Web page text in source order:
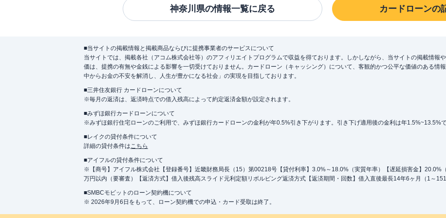
神奈川県の情報一覧に戻る カードローンの
■当サイトの掲載情報と掲載商品ならびに提携事業者のサービスについて
当サイトでは、掲載各社（アコム株式会社等）のアフィリエイトプログラムで収益を得ております。しかしながら、当サイトの掲載情報
価は、提携の有無や金銭による影響を一切受けておりません。カードローン（キャッシング）について、客観的かつ公平な価値のある情
中からお金の不安を解消し、人生が豊かになる社会」の実現を目指しております。
■三井住友銀行 カードローンについて
※毎月の返済は、返済時点での借入残高によって約定返済金額が設定されます。
■みずほ銀行カードローンについて
※みずほ銀行住宅ローンのご利用で、みずほ銀行カードローンの金利が年0.5%引き下がります。引き下げ適用後の金利は年1.5%~13.5%で
■レイクの貸付条件について
詳細の貸付条件はこちら
■アイフルの貸付条件について
※【商号】アイフル株式会社【登録番号】近畿財務局長（15）第00218号【貸付利率】3.0%～18.0%（実質年率）【遅延損害金】20.0%
万円以内（要審査）【返済方式】借入後残高スライド元利定額リボルビング返済方式【返済期間・回数】借入直後最長14年6ヶ月（1～
■SMBCモビットのローン契約機について
※ 2026年9月6日をもって、ローン契約機での申込・カード受取は終了。